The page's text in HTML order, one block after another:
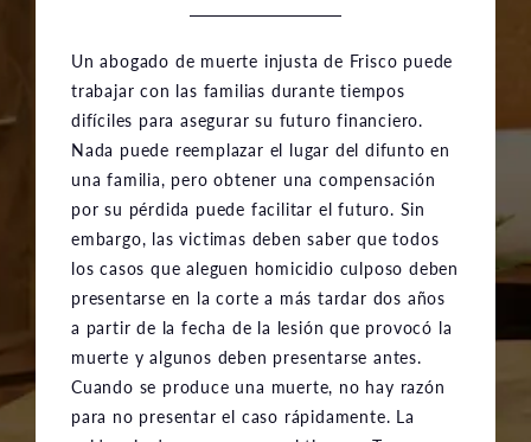
Un abogado de muerte injusta de Frisco puede
trabajar con las familias durante tiempos
difíciles para asegurar su futuro financiero.
Nada puede reemplazar el lugar del difunto en
una familia, pero obtener una compensación
por su pérdida puede facilitar el futuro. Sin
embargo, las victimas deben saber que todos
los casos que aleguen homicidio culposo deben
presentarse en la corte a más tardar dos años
a partir de la fecha de la lesión que provocó la
muerte y algunos deben presentarse antes.
Cuando se produce una muerte, no hay razón
para no presentar el caso rápidamente. La